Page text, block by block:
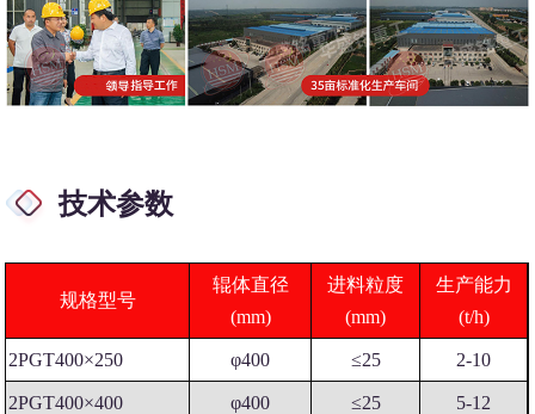
技术参数
规格型号
辊体直径
(mm)
进料粒度
(mm)
生产能力
(t/h)
2PGT400×250 φ400 ≤25 2-10
2PGT400×400 φ400 ≤25 5-12